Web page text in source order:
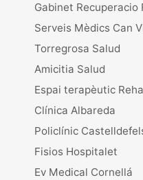
Gabinet Recuperacio
Serveis Mèdics Can
Torregrosa Salud
Amicitia Salud
Espai terapèutic
Clínica Albareda
Policlínic
Fisios Hospitalet
Ev Medical Cornellá